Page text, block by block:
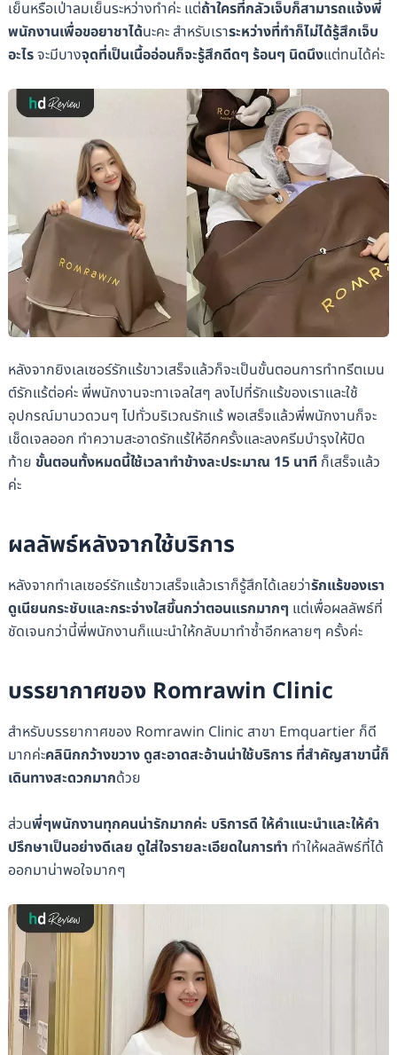
เย็นหรือเป่าลมเย็นระหว่างทำค่ะ แต่ถ้าใครที่กลัวเจ็บก็สามารถแจ้งพี่
พนักงานเพื่อขอยาชาได้นะคะ สำหรับเราระหว่างที่ทำก็ไม่ได้รู้สึกเจ็บ
อะไรจะมีบางจุดที่เป็นเนื้ออ่อนก็จะรู้สึกดีดๆ ร้อนๆ นิดนึงแต่ทนได้ค่ะ
หลังจากยิงเลเซอร์รักแร้ขาวเสร็จแล้วก็จะเป็นขั้นตอนการทำทรีตเมน
ต์รักแร้ต่อค่ะ พี่พนักงานจะทาเจลใสๆ ลงไปที่รักแร้ของเราและใช้
อุปกรณ์มานวดวนๆ ไปทั่วบริเวณรักแร้ พอเสร็จแล้วพี่พนักงานก็จะ
เช็ดเจลออก ทำความสะอาดรักแร้ให้อีกครั้งและลงครีมบำรุงให้ปิด
ท้าย ขั้นตอนทั้งหมดนี้ใช้เวลาทำข้างละประมาณ 15 นาทีก็เสร็จแล้ว
ค่ะ
ผลลัพธ์หลังจากใช้บริการ
หลังจากทำเลเซอร์รักแร้ขาวเสร็จแล้วเราก็รู้สึกได้เลยว่ารักแร้ของเรา
ดูเนียนกระชับและกระจ่างใสขึ้นกว่าตอนแรกมากๆ แต่เพื่อผลลัพธ์ที่
ชัดเจนกว่านี้พี่พนักงานก็แนะนำให้กลับมาทำซ้ำอีกหลายๆ ครั้งค่ะ
บรรยากาศของ Romrawin Clinic
สำหรับบรรยากาศของ Romrawin Clinic สาขา Emquartier ก็ดี
มากค่ะคลินิกกว้างขวาง ดูสะอาดสะอ้านน่าใช้บริการ ที่สำคัญสาขานี้ก็
เดินทางสะดวกมากด้วย
ส่วนพี่ๆพนักงานทุกคนน่ารักมากค่ะ บริการดี ให้คำแนะนำและให้คำ
ปรึกษาเป็นอย่างดีเลย ดูใส่ใจรายละเอียดในการทำ ทำให้ผลลัพธ์ที่ได้
ออกมาน่าพอใจมากๆ